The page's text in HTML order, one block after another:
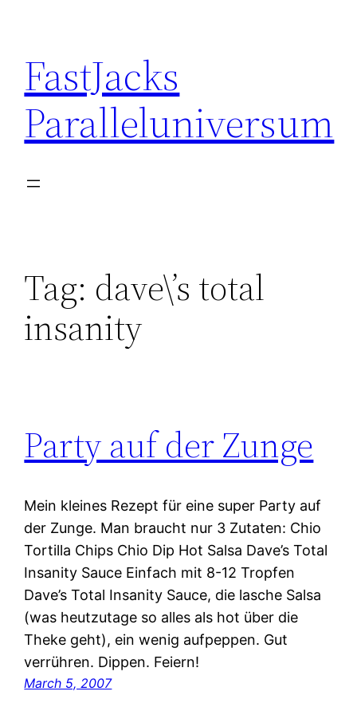
content
FastJacks
Paralleluniversum
Tag: dave\’s total
insanity
Party auf der Zunge
Mein kleines Rezept für eine super Party auf
der Zunge. Man braucht nur 3 Zutaten: Chio
Tortilla Chips Chio Dip Hot Salsa Dave’s Total
Insanity Sauce Einfach mit 8-12 Tropfen
Dave’s Total Insanity Sauce, die lasche Salsa
(was heutzutage so alles als hot über die
Theke geht), ein wenig aufpeppen. Gut
verrühren. Dippen. Feiern!
March 5, 2007